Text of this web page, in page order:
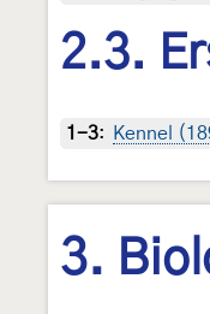
2.3.
1-3: Kennel
3.